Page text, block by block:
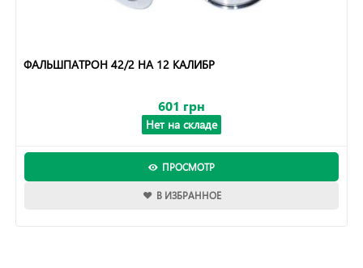
ФАЛЬШПАТРОН 42/2 НА 12 КАЛИБР
601 грн
Нет на складе
ПРОСМОТР
В ИЗБРАННОЕ